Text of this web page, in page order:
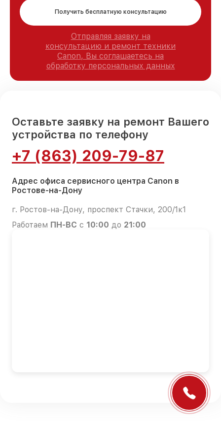
Получить бесплатную консультацию
Отправляя заявку на
консультацию и ремонт техники
Canon, Вы соглашаетесь на
обработку персональных данных
Оставьте заявку на ремонт Вашего
устройства по телефону
+7 (863) 209-79-87
Адрес офиса сервисного центра Canon в
Ростове-на-Дону
г. Ростов-на-Дону, проспект Стачки, 200/1к1
Работаем ПН-ВС с 10:00 до 21:00